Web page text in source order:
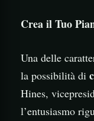
Crea il Tuo
Una delle
la possibilità di
Hines,
l’entusiasmo